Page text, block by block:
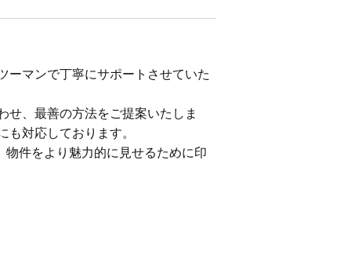
ーマンで丁寧にサポートさせていた
せ、最善の方法をご提案いたしま
対応しております。
件をより魅力的に見せるために印